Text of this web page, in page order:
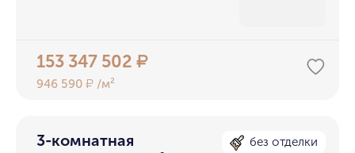
153 347 502₽
946 590₽ /м²
3-комнатная
без отделки